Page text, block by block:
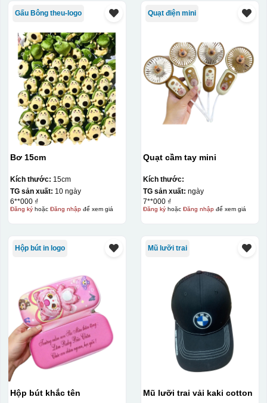
Bước 3: Xếp sản phẩm sau khi dán vào lò nung và
vàng, khi in ở nhiệt cao, nền đó sẽ cháy và biến mất để
Gấu Bông theu-logo
Bơ 15cm
Kích thước: 15cm
TG sản xuất: 10 ngày
6**000 ₫
Đăng kýhoặc Đăng nhậpđể xem giá
Quạt điện mini
Quạt cầm tay mini
Kích thước:
TG sản xuất: ngày
7**000 ₫
Đăng kýhoặc Đăng nhậpđể xem giá
Hộp bút in logo
Hộp bút khắc tên
Mũ lưỡi trai
Mũ lưỡi trai vải kaki cotton